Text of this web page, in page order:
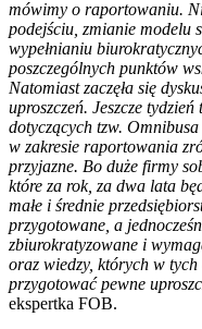
mówimy o raportowaniu.
podejściu, zmianie modelu
wypełnianiu
poszczególnych punktów
Natomiast zaczęła się
uproszczeń. Jeszcze
dotyczących tzw.
w zakresie raportowania
przyjazne. Bo duże firmy
które za rok, za dwa lata
małe i średnie
przygotowane, a
zbiurokratyzowane i
oraz wiedzy, których w
przygotować pewne
ekspertka FOB.